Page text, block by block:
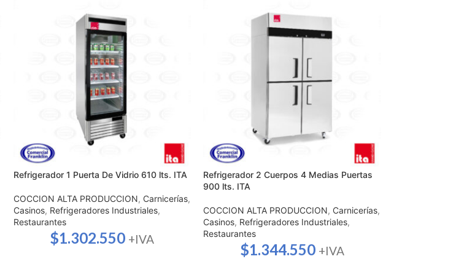
Refrigerador 1 Puerta De Vidrio 610 lts. ITA
COCCION ALTA PRODUCCION, Carnicerías,
Casinos, Refrigeradores Industriales,
Restaurantes
$1.302.550 +IVA
Refrigerador 2 Cuerpos 4 Medias Puertas
900 lts. ITA
COCCION ALTA PRODUCCION, Carnicerías,
Casinos, Refrigeradores Industriales,
Restaurantes
$1.344.550 +IVA